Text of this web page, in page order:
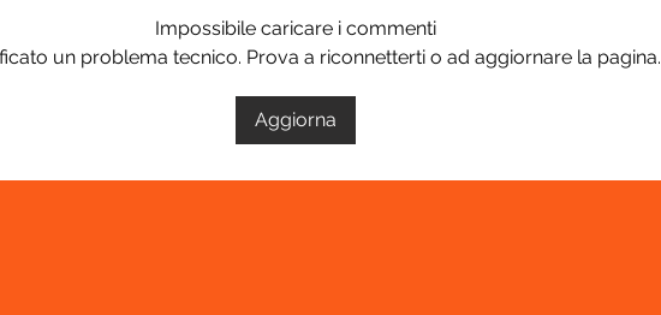
Impossibile caricare i commenti
un problema tecnico. Prova a riconnetterti o ad aggiornare la pagina.
Aggiorna